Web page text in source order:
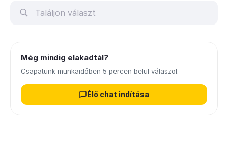
Még mindig elakadtál?
Csapatunk munkaidőben 5 percen belül válaszol.
Élő chat indítása